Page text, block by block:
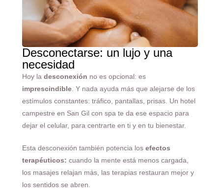
Desconectarse: un lujo y una
necesidad
Hoy la desconexión no es opcional: es
imprescindible. Y nada ayuda más que alejarse de los
estímulos constantes: tráfico, pantallas, prisas. Un hotel
campestre en San Gil con spa te da ese espacio para
dejar el celular, para centrarte en ti y en tu bienestar.
Esta desconexión también potencia los efectos
terapéuticos: cuando la mente está menos cargada,
los masajes relajan más, las terapias restauran mejor y
los sentidos se abren.